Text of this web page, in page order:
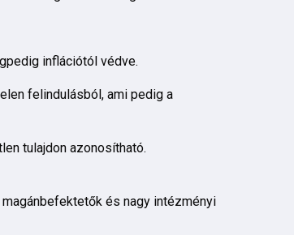
inflációtól védve.
felindulásból, ami pedig a
tulajdon azonosítható.
és nagy intézményi